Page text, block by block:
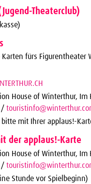
Theaterclub)
fürs Figurentheater
House of Winterthur,
/
mit Ihrer applaus!-
der applaus!-Karte
House of Winterthur,
/
Stunde vor Spielbeginn)